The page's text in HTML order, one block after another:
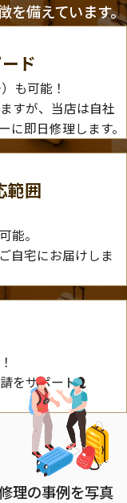
を備えています。
ド
も可能！
すが、当店は自社
即日修理します。
範囲
能。
自宅にお届けしま
をサポート。
理の事例を写真